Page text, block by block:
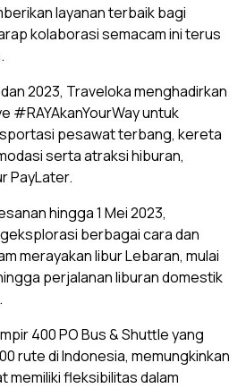
layanan terbaik bagi
kolaborasi semacam ini terus
2023, Traveloka menghadirkan
#RAYAkanYourWay untuk
pesawat terbang, kereta
serta atraksi hiburan,
PayLater.
hingga 1 Mei 2023,
berbagai cara dan
merayakan libur Lebaran, mulai
perjalanan liburan domestik
400 PO Bus & Shuttle yang
rute di Indonesia, memungkinkan
memiliki fleksibilitas dalam